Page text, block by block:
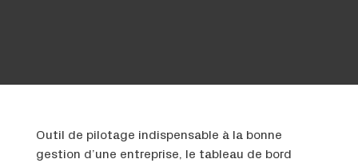
Outil de pilotage indispensable à la bonne
gestion d’une entreprise, le tableau de bord